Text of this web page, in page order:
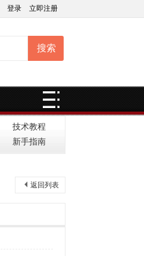
登录 立即注册
搜索
技术教程
新手指南
返回列表